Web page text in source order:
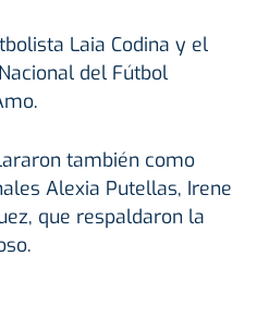
Laia Codina y el
del Fútbol
también como
Alexia Putellas, Irene
que respaldaron la